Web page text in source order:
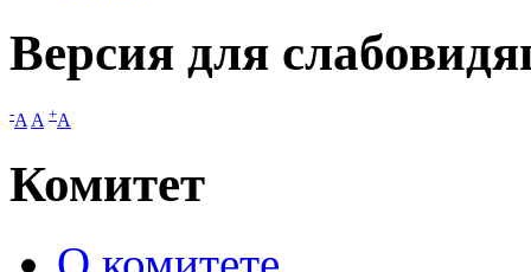
Версия для
-A A +A
Комитет